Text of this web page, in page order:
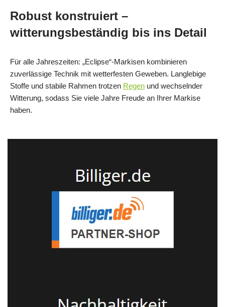
Robust konstruiert –
witterungsbeständig bis ins Detail
Für alle Jahreszeiten: „Eclipse“-Markisen kombinieren
zuverlässige Technik mit wetterfesten Geweben. Langlebige
Stoffe und stabile Rahmen trotzen Regen und wechselnder
Witterung, sodass Sie viele Jahre Freude an Ihrer Markise
haben.